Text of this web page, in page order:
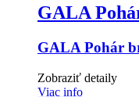
GALA
GALA Pohár
Zobraziť detaily
Viac info